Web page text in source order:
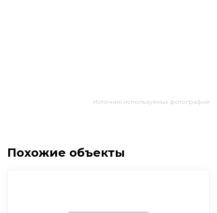
Источник используемых фотографий
Похожие объекты